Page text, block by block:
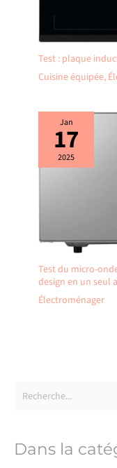
Test : plaque
Cuisine équipée,
Jan
17
2025
Test du micro-
design en un seul
Électroménager
Dans la